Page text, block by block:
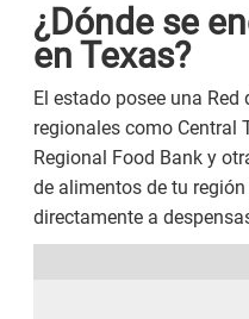
¿Dónde se
en Texas?
El estado posee una
regionales como Central
Regional Food Bank y
de alimentos de tu
directamente a